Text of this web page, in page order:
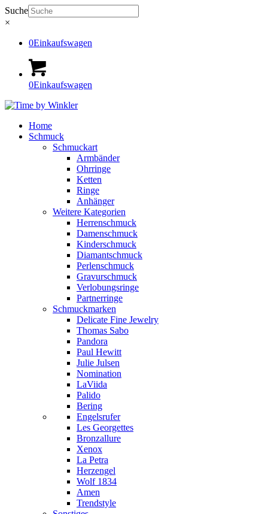
Suche
×
0Einkaufswagen
0Einkaufswagen
Home
Schmuck
Schmuckart
Armbänder
Ohrringe
Ketten
Ringe
Anhänger
Weitere Kategorien
Herrenschmuck
Damenschmuck
Kinderschmuck
Diamantschmuck
Perlenschmuck
Gravurschmuck
Verlobungsringe
Partnerringe
Schmuckmarken
Delicate Fine Jewelry
Thomas Sabo
Pandora
Paul Hewitt
Julie Julsen
Nomination
LaViida
Palido
Bering
Engelsrufer
Les Georgettes
Bronzallure
Xenox
La Petra
Herzengel
Wolf 1834
Amen
Trendstyle